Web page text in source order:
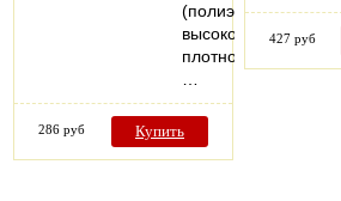
(полиэтилена
высокой
плотности),
…
286 руб Купить
427 руб